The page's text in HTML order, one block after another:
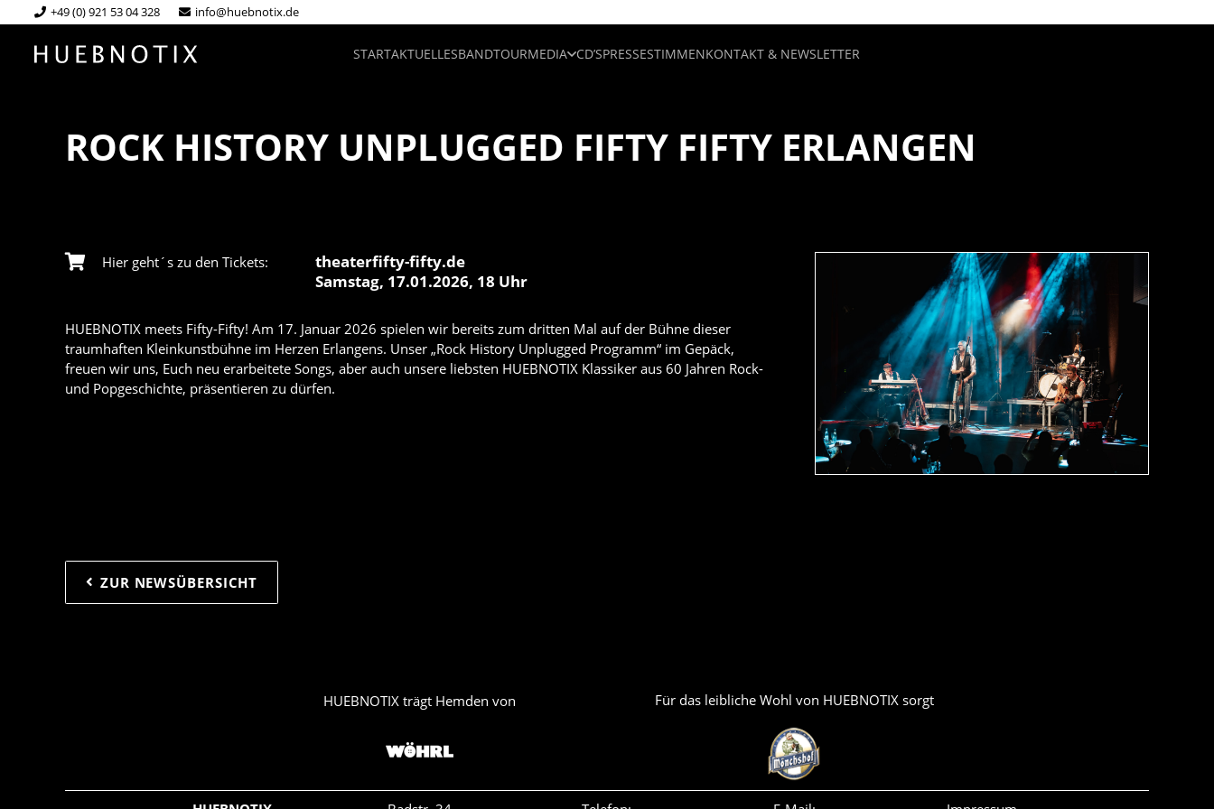
+49 (0) 921 53 04 328 info@huebnotix.de
STARTAKTUELLESBANDTOURMEDIA CD’SPRESSESTIMMENKONTAKT & NEWSLETTER
ROCK HISTORY UNPLUGGED FIFTY FIFTY ERLANGEN
Hier geht´s zu den Tickets:
theaterfifty-fifty.de
Samstag, 17.01.2026, 18 Uhr
HUEBNOTIX meets Fifty-Fifty! Am 17. Januar 2026 spielen wir bereits zum dritten Mal auf der Bühne dieser
traumhaften Kleinkunstbühne im Herzen Erlangens. Unser „Rock History Unplugged Programm“ im Gepäck,
freuen wir uns, Euch neu erarbeitete Songs, aber auch unsere liebsten HUEBNOTIX Klassiker aus 60 Jahren Rock-
und Popgeschichte, präsentieren zu dürfen.
ZUR NEWSÜBERSICHT
HUEBNOTIX trägt Hemden von Für das leibliche Wohl von HUEBNOTIX sorgt